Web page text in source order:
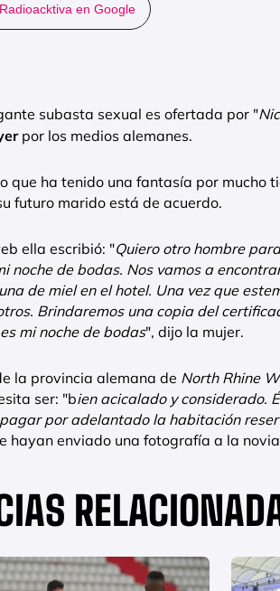
en Google
subasta sexual es ofertada por "
por los medios alemanes.
que ha tenido una fantasía por mucho
futuro marido está de acuerdo.
ella escribió: "Quiero otro hombre
noche de bodas. Nos vamos a
de miel en el hotel. Una vez que
Brindaremos una copia del
mi noche de bodas", dijo la mujer.
la provincia alemana de North Rhine
ser: "bien acicalado y considerado.
por adelantado la habitación
hayan enviado una fotografía a la